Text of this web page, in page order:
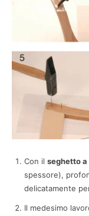
Con il seghetto a
spessore),
delicatamente
Il medesimo